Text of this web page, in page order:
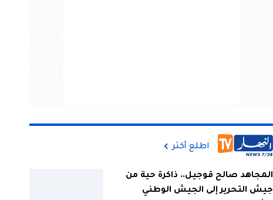
اطلع أكثر
المجاهد صالح قوجيل.. ذاكرة حية من
جيش التحرير إلى الجيش الوطني